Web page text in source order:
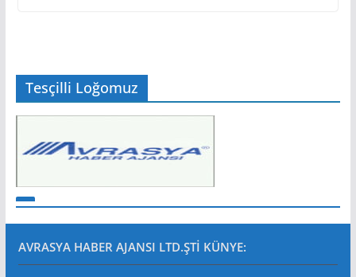
Tesçilli Loğomuz
AVRASYA HABER AJANSI LTD.ŞTİ KÜNYE: